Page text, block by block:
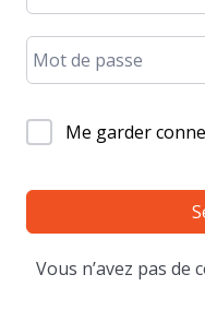
Me garder
Vous n’avez pas de